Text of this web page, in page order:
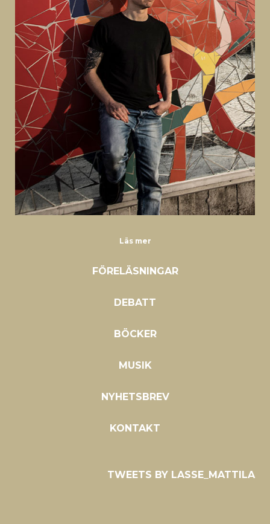
Läs mer
FÖRELÄSNINGAR
DEBATT
BÖCKER
MUSIK
NYHETSBREV
KONTAKT
TWEETS BY LASSE_MATTILA